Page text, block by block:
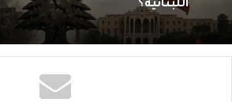
اللبنانية؟